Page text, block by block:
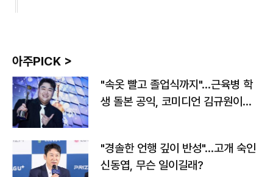
아주PICK >
"속옷 빨고 졸업식까지"…근육병 학
생 돌본 공익, 코미디언 김규원이었
"경솔한 언행 깊이 반성"…고개 숙인
신동엽, 무슨 일이길래?